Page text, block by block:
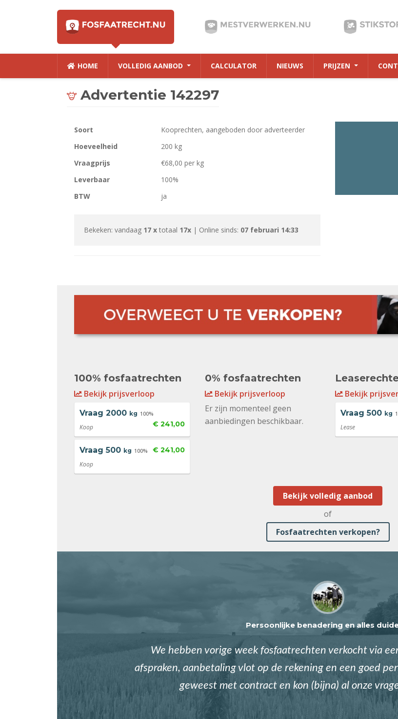
HOME VOLLEDIG AANBOD CALCULATOR NIEUWS PRIJZEN
Advertentie 142297
Soort
Kooprechten, aangeboden door adverteerder
Hoeveelheid
200 kg
Vraagprijs
€68,00 per kg
Leverbaar
100%
BTW
ja
Bekeken: vandaag 17 x totaal 17x | Online sinds: 07 februari 14:33
100% fosfaatrechten
Bekijk prijsverloop
Vraag 2000 kg 100%
€ 241,00
Koop
Vraag 500 kg 100% € 241,00
Koop
0% fosfaatrechten
Bekijk prijsverloop
Er zijn momenteel geen
aanbiedingen beschikbaar.
Bekijk
Vraag 500 kg
Lease
Bekijk volledig aanbod
of
Fosfaatrechten verkopen?
Persoonlijke benadering en alles
We hebben vorige week fosfaatrechten verkocht via
afspraken, aanbetaling vlot op de rekening en een goed
geweest met contract en kon (bijna) al onze